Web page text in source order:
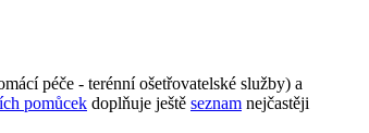
péče - terénní ošetřovatelské služby) a
pomůcek doplňuje ještě seznam nejčastěji